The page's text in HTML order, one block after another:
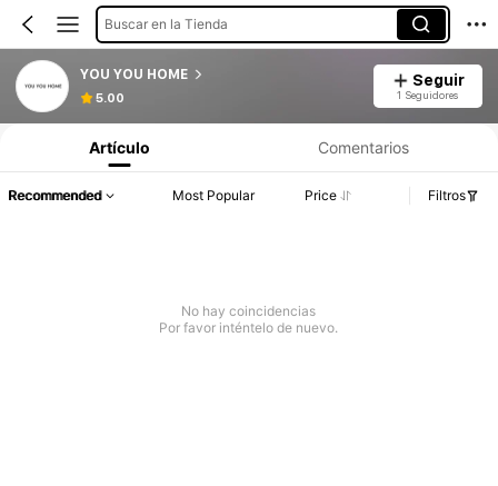
Buscar en la Tienda
YOU YOU HOME
5.00
Seguir
1 Seguidores
Artículo Comentarios
Recommended Most Popular Price Filtros
No hay coincidencias
Por favor inténtelo de nuevo.